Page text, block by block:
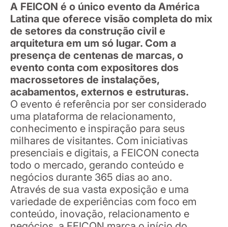
A FEICON é o único evento da América
Latina que oferece visão completa do mix
de setores da construção civil e
arquitetura em um só lugar. Com a
presença de centenas de marcas, o
evento conta com expositores dos
macrossetores de instalações,
acabamentos, externos e estruturas.
O evento é referência por ser considerado
uma plataforma de relacionamento,
conhecimento e inspiração para seus
milhares de visitantes. Com iniciativas
presenciais e digitais, a FEICON conecta
todo o mercado, gerando conteúdo e
negócios durante 365 dias ao ano.
Através de sua vasta exposição e uma
variedade de experiências com foco em
conteúdo, inovação, relacionamento e